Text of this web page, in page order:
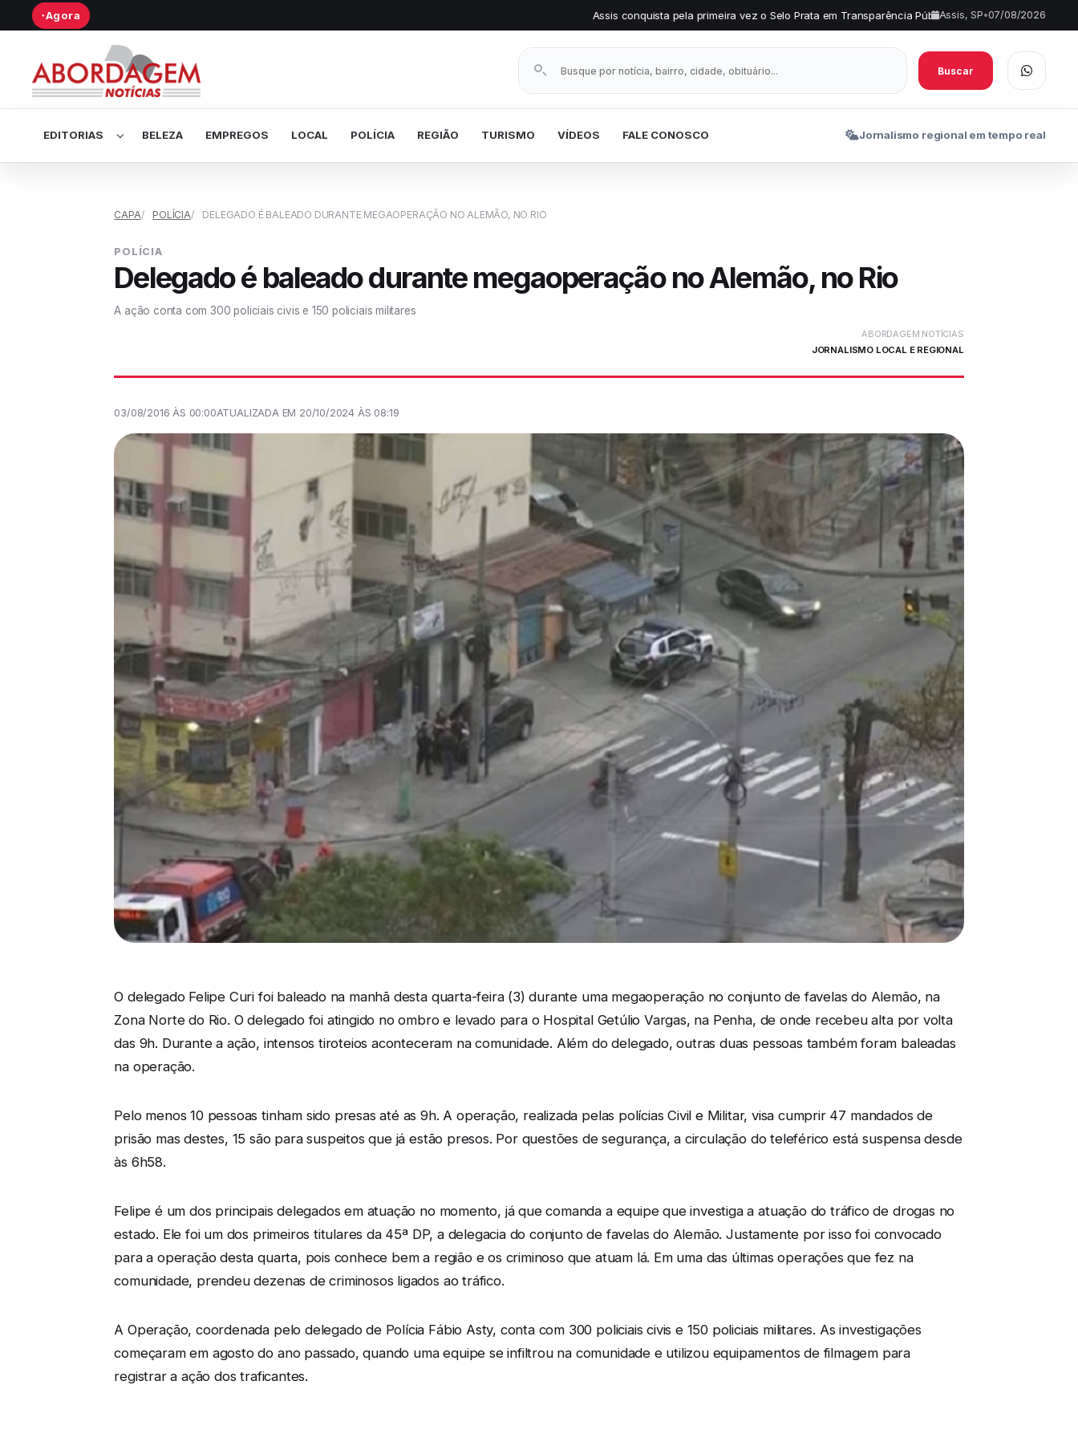
● Agora Assis conquista pela primeira vez o Selo Prata em Transparência Pública • Comércio de Assis terá horário
Assis, SP•07/08/2026
Buscar notícias
Buscar
EDITORIAS BELEZA EMPREGOS LOCAL POLÍCIA REGIÃO TURISMO VÍDEOS FALE CONOSCO Jornalismo regional em tempo real
CAPA POLÍCIA DELEGADO É BALEADO DURANTE MEGAOPERAÇÃO NO ALEMÃO, NO RIO
POLÍCIA
Delegado é baleado durante megaoperação no Alemão, no Rio
A ação conta com 300 policiais civis e 150 policiais militares
ABORDAGEM NOTÍCIAS
JORNALISMO LOCAL E REGIONAL
03/08/2016 ÀS 00:00ATUALIZADA EM 20/10/2024 ÀS 08:19
O delegado Felipe Curi foi baleado na manhã desta quarta-feira (3) durante uma megaoperação no conjunto de favelas do Alemão, na
Zona Norte do Rio. O delegado foi atingido no ombro e levado para o Hospital Getúlio Vargas, na Penha, de onde recebeu alta por volta
das 9h. Durante a ação, intensos tiroteios aconteceram na comunidade. Além do delegado, outras duas pessoas também foram baleadas
na operação.
Pelo menos 10 pessoas tinham sido presas até as 9h. A operação, realizada pelas polícias Civil e Militar, visa cumprir 47 mandados de
prisão mas destes, 15 são para suspeitos que já estão presos. Por questões de segurança, a circulação do teleférico está suspensa desde
às 6h58.
Felipe é um dos principais delegados em atuação no momento, já que comanda a equipe que investiga a atuação do tráfico de drogas no
estado. Ele foi um dos primeiros titulares da 45ª DP, a delegacia do conjunto de favelas do Alemão. Justamente por isso foi convocado
para a operação desta quarta, pois conhece bem a região e os criminoso que atuam lá. Em uma das últimas operações que fez na
comunidade, prendeu dezenas de criminosos ligados ao tráfico.
A Operação, coordenada pelo delegado de Polícia Fábio Asty, conta com 300 policiais civis e 150 policiais militares. As investigações
começaram em agosto do ano passado, quando uma equipe se infiltrou na comunidade e utilizou equipamentos de filmagem para
registrar a ação dos traficantes.